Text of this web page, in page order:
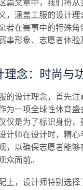
篇文章中，我们将从
，涵盖工服的设计理
者在赛事中的特殊角
事形象、志愿者体验
理念：时尚与
的设计理念，首先注
为一项全球性体育盛
仅是为了标识身份，
计师在设计时，精心
，以确保志愿者能够
众面前。
上，设计师特别选择